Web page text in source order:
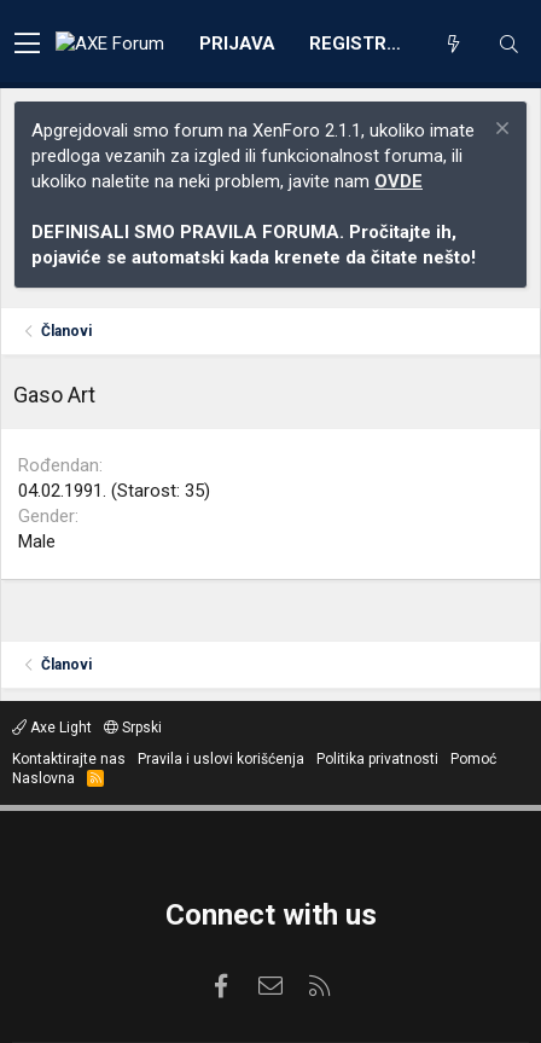
PRIJAVA REGISTRACIJA
Apgrejdovali smo forum na XenForo 2.1.1, ukoliko imate
predloga vezanih za izgled ili funkcionalnost foruma, ili
ukoliko naletite na neki problem, javite nam OVDE
DEFINISALI SMO PRAVILA FORUMA. Pročitajte ih,
pojaviće se automatski kada krenete da čitate nešto!
Članovi
Gaso Art
Rođendan
04.02.1991. (Starost: 35)
Gender
Male
Članovi
Axe Light
Srpski
Kontaktirajte nas
Pravila i uslovi korišćenja Politika privatnosti
Pomoć
Naslovna
R
S
Connect with us
FacebookKontaktirajte nas